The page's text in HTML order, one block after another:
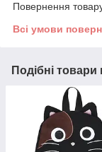
Повернення
Всі умови
Подібні товари